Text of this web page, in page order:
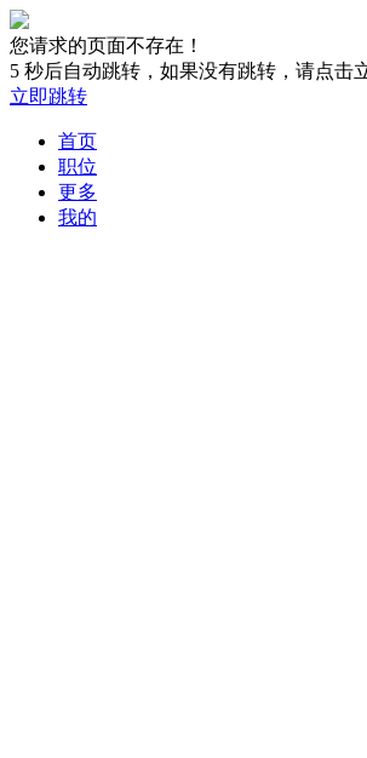
您请求的页面不存在！
5 秒后自动跳转，如果没有跳转，请点击
立即跳转
首页
职位
更多
我的